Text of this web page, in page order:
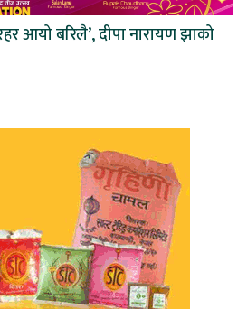
आयो बरिलै’, दीपा नारायण झाको